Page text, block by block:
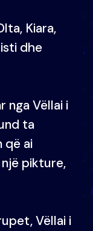
Kiara,
dhe
nga Vëllai i
ta
që ai
pikture,
Vëllai i